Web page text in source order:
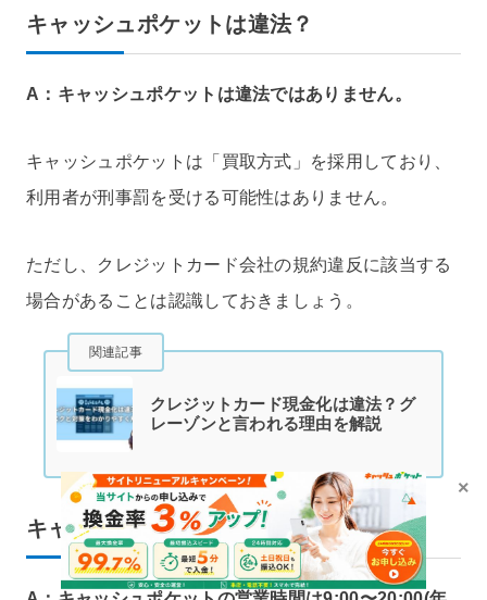
キャッシュポケットは違法？
A：キャッシュポケットは違法ではありません。
キャッシュポケットは「買取方式」を採用しており、
利用者が刑事罰を受ける可能性はありません。
ただし、クレジットカード会社の規約違反に該当する
場合があることは認識しておきましょう。
関連記事
クレジットカード現金化は違法？グ
レーゾンと言われる理由を解説
キャッシュポケットの営業時間は？
×